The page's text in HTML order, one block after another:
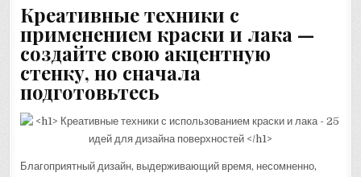
Креативные техники с
применением краски и лака —
создайте свою акцентную
стенку, но сначала
подготовьтесь
Благоприятный дизайн, выдерживающий время, несомненно,